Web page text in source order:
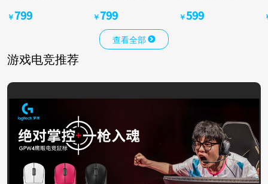
￥799 ￥799 ￥599
查看全部
游戏电竞推荐